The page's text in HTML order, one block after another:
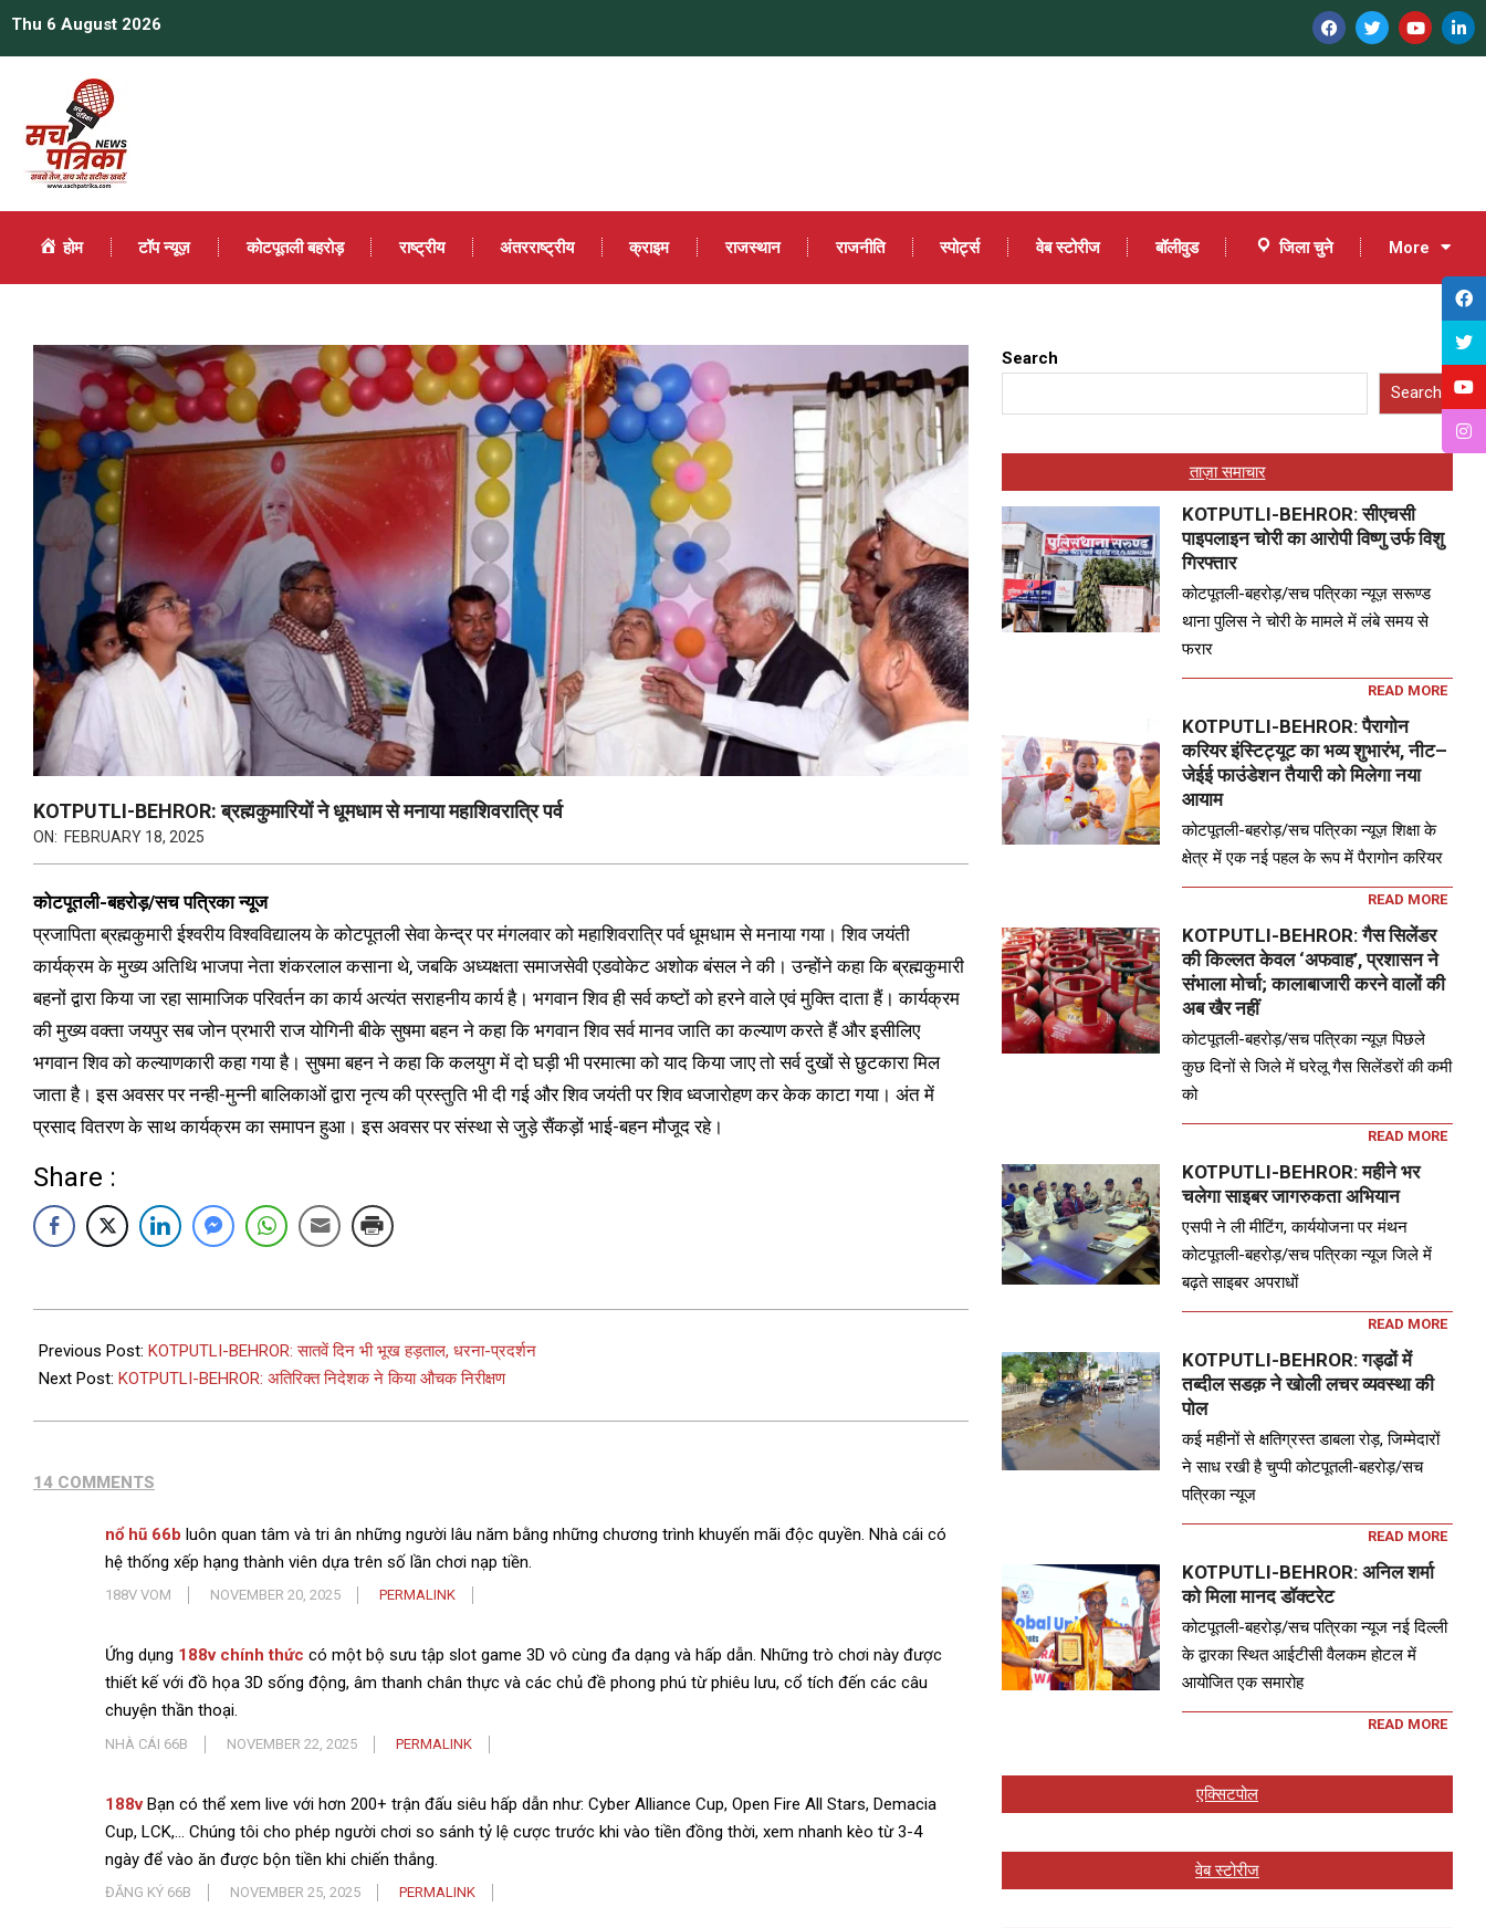
Thu 6 August 2026
होम टॉप न्यूज़ कोटपूतली बहरोड़ राष्ट्रीय अंतरराष्ट्रीय क्राइम राजस्थान राजनीति स्पोर्ट्स वेब स्टोरीज बॉलीवुड जिला चुने More
KOTPUTLI-BEHROR: ब्रह्मकुमारियों ने धूमधाम से मनाया महाशिवरात्रि पर्व
ON: FEBRUARY 18, 2025
कोटपूतली-बहरोड़/सच पत्रिका न्यूज
प्रजापिता ब्रह्मकुमारी ईश्वरीय विश्वविद्यालय के कोटपूतली सेवा केन्द्र पर मंगलवार को महाशिवरात्रि पर्व धूमधाम से मनाया गया। शिव जयंती
कार्यक्रम के मुख्य अतिथि भाजपा नेता शंकरलाल कसाना थे, जबकि अध्यक्षता समाजसेवी एडवोकेट अशोक बंसल ने की। उन्होंने कहा कि ब्रह्मकुमारी
बहनों द्वारा किया जा रहा सामाजिक परिवर्तन का कार्य अत्यंत सराहनीय कार्य है। भगवान शिव ही सर्व कष्टों को हरने वाले एवं मुक्ति दाता हैं। कार्यक्रम
की मुख्य वक्ता जयपुर सब जोन प्रभारी राज योगिनी बीके सुषमा बहन ने कहा कि भगवान शिव सर्व मानव जाति का कल्याण करते हैं और इसीलिए
भगवान शिव को कल्याणकारी कहा गया है। सुषमा बहन ने कहा कि कलयुग में दो घड़ी भी परमात्मा को याद किया जाए तो सर्व दुखों से छुटकारा मिल
जाता है। इस अवसर पर नन्ही-मुन्नी बालिकाओं द्वारा नृत्य की प्रस्तुति भी दी गई और शिव जयंती पर शिव ध्वजारोहण कर केक काटा गया। अंत में
प्रसाद वितरण के साथ कार्यक्रम का समापन हुआ। इस अवसर पर संस्था से जुड़े सैंकड़ों भाई-बहन मौजूद रहे।
Share :
Previous Post: KOTPUTLI-BEHROR: सातवें दिन भी भूख हड़ताल, धरना-प्रदर्शन
Next Post: KOTPUTLI-BEHROR: अतिरिक्त निदेशक ने किया औचक निरीक्षण
14 COMMENTS
nổ hũ 66b luôn quan tâm và tri ân những người lâu năm bằng những chương trình khuyến mãi độc quyền. Nhà cái có
hệ thống xếp hạng thành viên dựa trên số lần chơi nạp tiền.
188V VOM NOVEMBER 20, 2025 PERMALINK
Ứng dụng 188v chính thức có một bộ sưu tập slot game 3D vô cùng đa dạng và hấp dẫn. Những trò chơi này được
thiết kế với đồ họa 3D sống động, âm thanh chân thực và các chủ đề phong phú từ phiêu lưu, cổ tích đến các câu
chuyện thần thoại.
NHÀ CÁI 66B NOVEMBER 22, 2025 PERMALINK
188vBạn có thể xem live với hơn 200+ trận đấu siêu hấp dẫn như: Cyber Alliance Cup, Open Fire All Stars, Demacia
Cup, LCK,… Chúng tôi cho phép người chơi so sánh tỷ lệ cược trước khi vào tiền đồng thời, xem nhanh kèo từ 3-4
ngày để vào ăn được bộn tiền khi chiến thắng.
ĐĂNG KÝ 66B NOVEMBER 25, 2025 PERMALINK
Search
Search
ताज़ा समाचार
KOTPUTLI-BEHROR: सीएचसी
पाइपलाइन चोरी का आरोपी विष्णु उर्फ विशु
गिरफ्तार
कोटपूतली-बहरोड़/सच पत्रिका न्यूज़ सरूण्ड
थाना पुलिस ने चोरी के मामले में लंबे समय से
फरार
READ MORE
KOTPUTLI-BEHROR: पैरागोन
करियर इंस्टिट्यूट का भव्य शुभारंभ, नीट–
जेईई फाउंडेशन तैयारी को मिलेगा नया
आयाम
कोटपूतली-बहरोड़/सच पत्रिका न्यूज़ शिक्षा के
क्षेत्र में एक नई पहल के रूप में पैरागोन करियर
READ MORE
KOTPUTLI-BEHROR: गैस सिलेंडर
की किल्लत केवल ‘अफवाह’, प्रशासन ने
संभाला मोर्चा; कालाबाजारी करने वालों की
अब खैर नहीं
कोटपूतली-बहरोड़/सच पत्रिका न्यूज़ पिछले
कुछ दिनों से जिले में घरेलू गैस सिलेंडरों की कमी
को
READ MORE
KOTPUTLI-BEHROR: महीने भर
चलेगा साइबर जागरुकता अभियान
एसपी ने ली मीटिंग, कार्ययोजना पर मंथन
कोटपूतली-बहरोड़/सच पत्रिका न्यूज जिले में
बढ़ते साइबर अपराधों
READ MORE
KOTPUTLI-BEHROR: गड्ढों में
तब्दील सडक़ ने खोली लचर व्यवस्था की
पोल
कई महीनों से क्षतिग्रस्त डाबला रोड़, जिम्मेदारों
ने साध रखी है चुप्पी कोटपूतली-बहरोड़/सच
पत्रिका न्यूज
READ MORE
KOTPUTLI-BEHROR: अनिल शर्मा
को मिला मानद डॉक्टरेट
कोटपूतली-बहरोड़/सच पत्रिका न्यूज नई दिल्ली
के द्वारका स्थित आईटीसी वैलकम होटल में
आयोजित एक समारोह
READ MORE
एक्सिटपोल
वेब स्टोरीज